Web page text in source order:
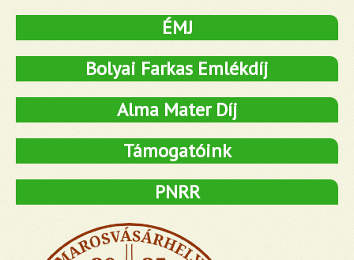
ÉMJ
Bolyai Farkas Emlékdíj
Alma Mater Díj
Támogatóink
PNRR